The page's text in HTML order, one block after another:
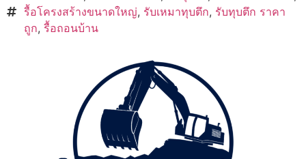
รื้อโครงสร้างขนาดใหญ่, รับเหมาทุบตึก, รับทุบตึก ราคา
ถูก, รื้อถอนบ้าน